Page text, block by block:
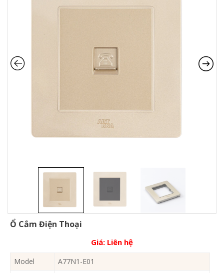
Ổ Cắm Điện Thoại
Giá: Liên hệ
Model A77N1-E01